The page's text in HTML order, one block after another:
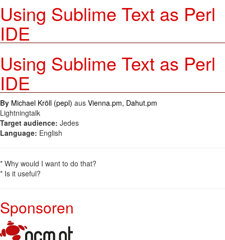
Using Sublime Text as Perl
IDE
Using Sublime Text as Perl
IDE
By Michael Kröll (‎pepl‎) aus Vienna.pm, Dahut.pm
Lightningtalk
Target audience: Jedes
Language: English
* Why would I want to do that?
* Is it useful?
Sponsoren